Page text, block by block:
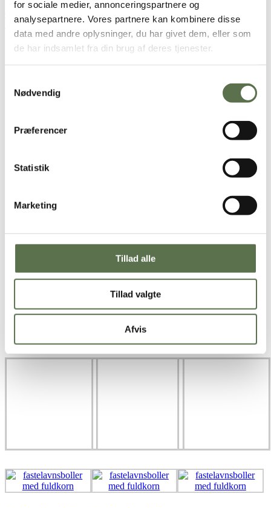
for sociale medier, annonceringspartnere og
analysepartnere. Vores partnere kan kombinere disse
data med andre oplysninger, du har givet dem, eller som
de har indsamlet fra din brug af deres tjenester.
Nødvendig
Præferencer
Statistik
Marketing
Tillad alle
Tillad valgte
Afvis
Opskriften er udviklet i samarbejde med Maria Vestergaard –
Madblogger med fokus på ‘hjemmebag på den nemme måde’
Sådan gør du
Tilsæt posens indhold og ælt dejen i en røremaskine ved
mellemste hastighed eller med hænderne i 5-10 minutter.
Tilsæt sukker, majsstivelse og vanilje og pisk til cremen bliver
tyk
x 5 cm i bredde
Placer en spiseskefuld creme i midten af dejen og fold dejen
sammen, så ikke fyldet flyder ud under bagning. Brug
eventuelt lidt vand. Lad bollerne hæve i 60 minutter ved
Lad fastelavnsbollerne køle af på en rist. Pynt med glasur og
krymmel.
Skal dine fastelavnsboller med fuldkorn være endnu
Kan du ikke finde en bagefast kagecreme, skal du nøjes med at
blande halvdelen af mælken i. På den måde undgår du at cremen